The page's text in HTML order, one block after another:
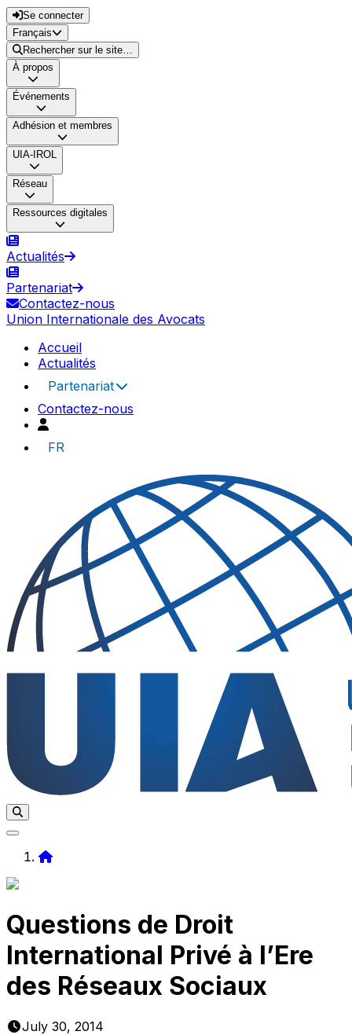
Se connecter
Français
Rechercher sur le site…
À propos
Événements
Adhésion et membres
UIA-IROL
Réseau
Ressources digitales
Actualités
Partenariat
Contactez-nous
Union Internationale des Avocats
Accueil
Actualités
Partenariat
Contactez-nous
FR
Questions de Droit
International Privé à l’Ere
des Réseaux Sociaux
July 30, 2014